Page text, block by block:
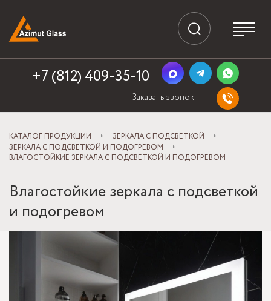
+7 (812) 409-35-10
Заказать звонок
КАТАЛОГ ПРОДУКЦИИ
ЗЕРКАЛА С ПОДСВЕТКОЙ
ЗЕРКАЛА С ПОДСВЕТКОЙ И ПОДОГРЕВОМ
ВЛАГОСТОЙКИЕ ЗЕРКАЛА С ПОДСВЕТКОЙ И ПОДОГРЕВОМ
Влагостойкие зеркала с подсветкой
и подогревом